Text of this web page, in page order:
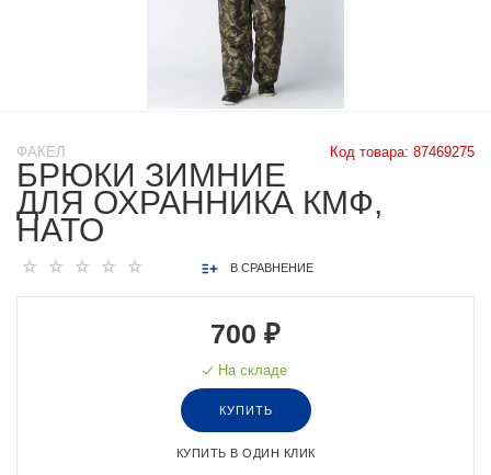
Код товара: 87469275
ФАКЕЛ
БРЮКИ ЗИМНИЕ
ДЛЯ ОХРАННИКА КМФ,
НАТО
В СРАВНЕНИЕ
700 ₽
На складе
КУПИТЬ
КУПИТЬ В ОДИН КЛИК